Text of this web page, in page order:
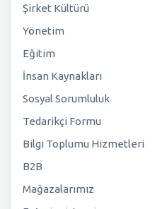
Şirket Kültürü
Yönetim
Eğitim
İnsan Kaynakları
Sosyal Sorumluluk
Tedarikçi Formu
Bilgi Toplumu Hizmetleri
B2B
Mağazalarımız